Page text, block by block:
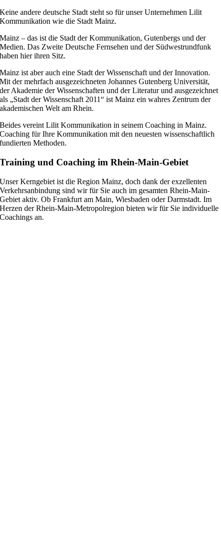
Keine andere deutsche Stadt steht so für unser Unternehmen Lilit
Kommunikation wie die Stadt Mainz.
Mainz – das ist die Stadt der Kommunikation, Gutenbergs und der
Medien. Das Zweite Deutsche Fernsehen und der Südwestrundfunk
haben hier ihren Sitz.
Mainz ist aber auch eine Stadt der Wissenschaft und der Innovation.
Mit der mehrfach ausgezeichneten Johannes Gutenberg Universität,
der Akademie der Wissenschaften und der Literatur und ausgezeichnet
als „Stadt der Wissenschaft 2011“ ist Mainz ein wahres Zentrum der
akademischen Welt am Rhein.
Beides vereint Lilit Kommunikation in seinem Coaching in Mainz.
Coaching für Ihre Kommunikation mit den neuesten wissenschaftlich
fundierten Methoden.
Training und Coaching im Rhein-Main-Gebiet
Unser Kerngebiet ist die Region Mainz, doch dank der exzellenten
Verkehrsanbindung sind wir für Sie auch im gesamten Rhein-Main-
Gebiet aktiv. Ob Frankfurt am Main, Wiesbaden oder Darmstadt. Im
Herzen der Rhein-Main-Metropolregion bieten wir für Sie individuelle
Coachings an.